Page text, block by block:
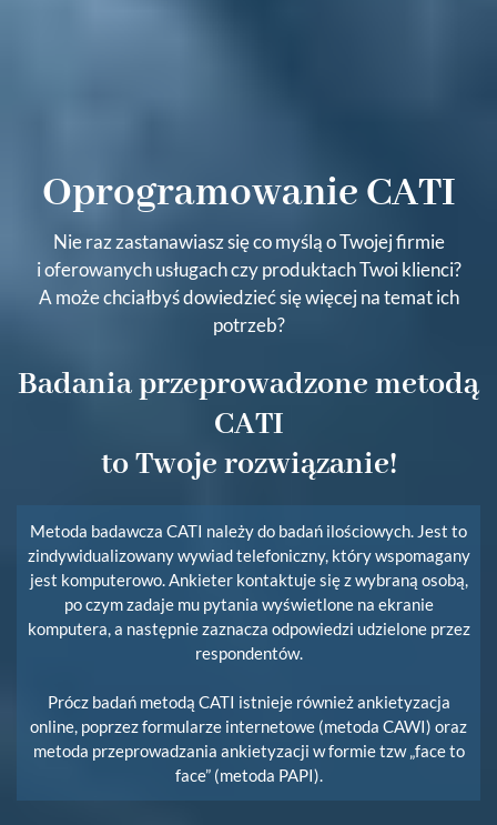
Oprogramowanie CATI
Nie raz zastanawiasz się co myślą o Twojej firmie
i oferowanych usługach czy produktach Twoi klienci?
A może chciałbyś dowiedzieć się więcej na temat ich
potrzeb?
Badania przeprowadzone metodą
CATI
to Twoje rozwiązanie!
Metoda badawcza CATI należy do badań ilościowych. Jest to
zindywidualizowany wywiad telefoniczny, który wspomagany
jest komputerowo. Ankieter kontaktuje się z wybraną osobą,
po czym zadaje mu pytania wyświetlone na ekranie
komputera, a następnie zaznacza odpowiedzi udzielone przez
respondentów.
Prócz badań metodą CATI istnieje również ankietyzacja
online, poprzez formularze internetowe (metoda CAWI) oraz
metoda przeprowadzania ankietyzacji w formie tzw „face to
face” (metoda PAPI).